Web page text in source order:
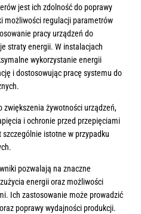
jest ich zdolność do poprawy
możliwości regulacji parametrów
pracy urządzeń do
straty energii. W instalacjach
wykorzystanie energii
i dostosowując pracę systemu do
zwiększenia żywotności urządzeń,
i ochronie przed przepięciami
istotne w przypadku
pozwalają na znaczne
energii oraz możliwości
Ich zastosowanie może prowadzić
poprawy wydajności produkcji.